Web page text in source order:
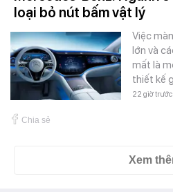
loại bỏ nút bấm vật lý
Việc
lớn và
mất là
thiết kế
22 giờ trước
Chia sẻ
Xem